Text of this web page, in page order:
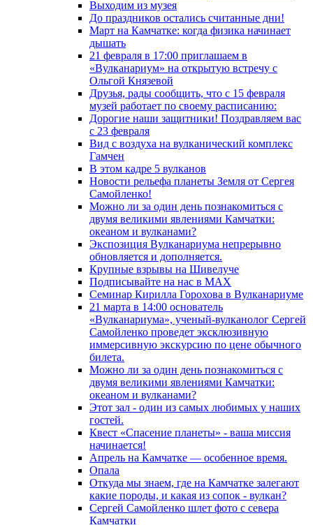
Выходим из музея
До праздников остались считанные дни!
Март на Камчатке: когда физика начинает
дышать
21 февраля в 17:00 приглашаем в
«Вулканариум» на открытую встречу с
Ольгой Князевой
Друзья, рады сообщить, что с 15 февраля
музей работает по своему расписанию:
Дорогие наши защитники! Поздравляем вас
с 23 февраля
Вид с воздуха на вулканический комплекс
Гамчен
В этом кадре 5 вулканов
Новости рельефа планеты Земля от Сергея
Самойленко!
Можно ли за один день познакомиться с
двумя великими явлениями Камчатки:
океаном и вулканами?
Экспозиция Вулканариума непрерывно
обновляется и дополняется.
Крупные взрывы на Шивелуче
Подписывайте на нас в MAX
Семинар Кирилла Горохова в Вулканариуме
21 марта в 14:00 основатель
«Вулканариума», ученый-вулканолог Сергей
Самойленко проведет эксклюзивную
иммерсивную экскурсию по цене обычного
билета.
Можно ли за один день познакомиться с
двумя великими явлениями Камчатки:
океаном и вулканами?
Этот зал - один из самых любимых у наших
гостей.
Квест «Спасение планеты» - ваша миссия
начинается!
Апрель на Камчатке — особенное время.
Опала
Откуда мы знаем, где на Камчатке залегают
какие породы, и какая из сопок - вулкан?
Сергей Самойленко шлет фото с севера
Камчатки